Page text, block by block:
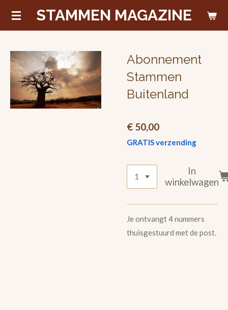
Ga
de
hoofdinhoud
STAMMEN MAGAZINE
Abonnement
Stammen
Buitenland
€ 50,00
GRATIS verzending
In
winkelwagen
Je ontvangt 4 nummers
thuisgestuurd met de post.